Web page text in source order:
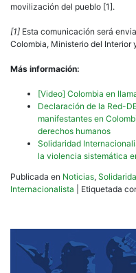
movilización del pueblo [1].
[1] Esta comunicación será
Colombia, Ministerio del Interior
Más información:
[Video] Colombia en
Declaración de la Red-
manifestantes en
derechos humanos
Solidaridad
la violencia sistemática
Publicada en Noticias,
Internacionalista
Etiquetada